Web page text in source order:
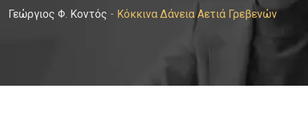
Γεώργιος Φ. Κοντός - Κόκκινα Δάνεια Αετιά Γρεβενών